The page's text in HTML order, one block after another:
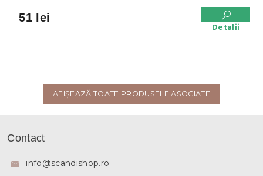
51 lei
Detalii
AFIŞEAZĂ TOATE PRODUSELE ASOCIATE
Contact
info@scandishop.ro